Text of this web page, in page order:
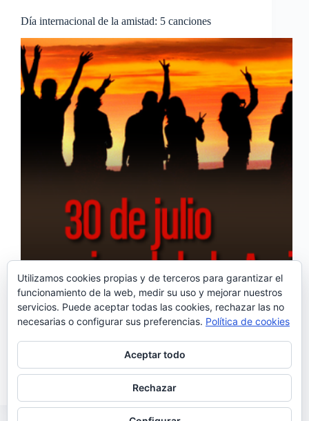
Día internacional de la amistad: 5 canciones
Hoy se celebra el día internacional de la amistad y
No sólo fado se une a esta celebración proponiendo
una serie de canciones que hablan sobre amistad
como los fados de Gisela João y Ana Moura, que
han sido fruto…
Noemí Sánchez
30/07/2016
Utilizamos cookies propias y de terceros para garantizar el
funcionamiento de la web, medir su uso y mejorar nuestros
servicios. Puede aceptar todas las cookies, rechazar las no
necesarias o configurar sus preferencias. Política de cookies
Aceptar todo
Rechazar